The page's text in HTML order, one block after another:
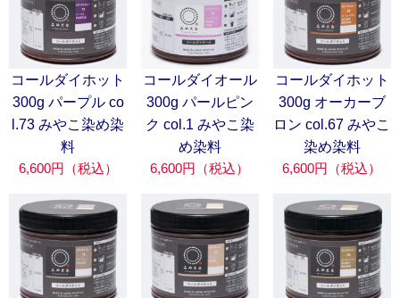
コールダイホット
300g パープル co
l.73 みやこ染め染
料
6,600円（税込）
コールダイオール
300g パールピン
ク col.1 みやこ染
め染料
6,600円（税込）
コールダイホット
300g オーカーブ
ロン col.67 みやこ
染め染料
6,600円（税込）